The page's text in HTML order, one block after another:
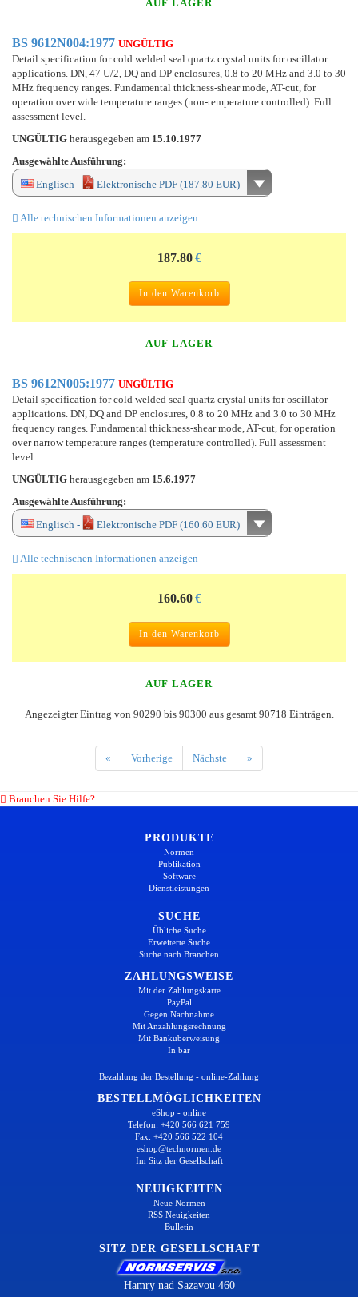
AUF LAGER
BS 9612N004:1977 UNGÜLTIG
Detail specification for cold welded seal quartz crystal units for oscillator
applications. DN, 47 U/2, DQ and DP enclosures, 0.8 to 20 MHz and 3.0 to 30
MHz frequency ranges. Fundamental thickness-shear mode, AT-cut, for
operation over wide temperature ranges (non-temperature controlled). Full
assessment level.
UNGÜLTIG herausgegeben am 15.10.1977
Ausgewählte Ausführung:
Englisch -
Elektronische PDF (187.80 EUR)
Alle technischen Informationen anzeigen
187.80 €
In den Warenkorb
AUF LAGER
BS 9612N005:1977 UNGÜLTIG
Detail specification for cold welded seal quartz crystal units for oscillator
applications. DN, DQ and DP enclosures, 0.8 to 20 MHz and 3.0 to 30 MHz
frequency ranges. Fundamental thickness-shear mode, AT-cut, for operation
over narrow temperature ranges (temperature controlled). Full assessment
level.
UNGÜLTIG herausgegeben am 15.6.1977
Ausgewählte Ausführung:
Englisch -
Elektronische PDF (160.60 EUR)
Alle technischen Informationen anzeigen
160.60 €
In den Warenkorb
AUF LAGER
Angezeigter Eintrag von 90290 bis 90300 aus gesamt 90718 Einträgen.
« Vorherige Nächste »
Brauchen Sie Hilfe?
PRODUKTE
Normen
Publikation
Software
Dienstleistungen
SUCHE
Übliche Suche
Erweiterte Suche
Suche nach Branchen
ZAHLUNGSWEISE
Mit der Zahlungskarte
PayPal
Gegen Nachnahme
Mit Anzahlungsrechnung
Mit Banküberweisung
In bar
Bezahlung der Bestellung - online-Zahlung
BESTELLMÖGLICHKEITEN
eShop - online
Telefon: +420 566 621 759
Fax: +420 566 522 104
eshop@technormen.de
Im Sitz der Gesellschaft
NEUIGKEITEN
Neue Normen
RSS Neuigkeiten
Bulletin
SITZ DER GESELLSCHAFT
Hamry nad Sazavou 460